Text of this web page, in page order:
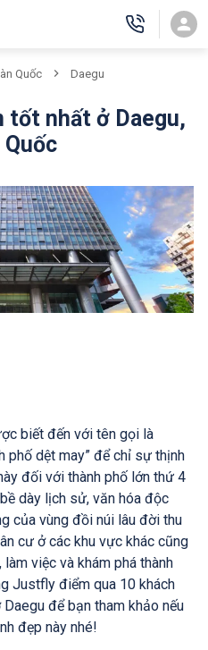
Quốc Daegu
tốt nhất ở Daegu,
Quốc
biết đến với tên gọi là
phố dệt may” để chỉ sự thịnh
đối với thành phố lớn thứ 4
dày lịch sử, văn hóa độc
của vùng đồi núi lâu đời thu
cư ở các khu vực khác cũng
việc và khám phá thành
Justfly điểm qua 10 khách
để bạn tham khảo nếu
đẹp này nhé!